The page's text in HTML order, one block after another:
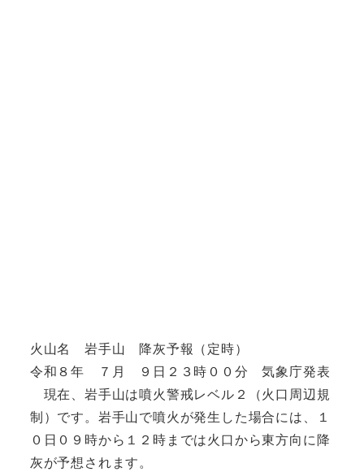
火山名 岩手山 降灰予報（定時）
令和８年 ７月 ９日２３時００分 気象庁発表
現在、岩手山は噴火警戒レベル２（火口周辺規
制）です。岩手山で噴火が発生した場合には、１
０日０９時から１２時までは火口から東方向に降
灰が予想されます。